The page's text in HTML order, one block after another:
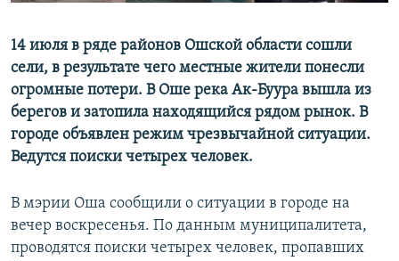
14 июля в ряде районов Ошской области сошли
сели, в результате чего местные жители понесли
огромные потери. В Оше река Ак-Буура вышла из
берегов и затопила находящийся рядом рынок. В
городе объявлен режим чрезвычайной ситуации.
Ведутся поиски четырех человек.
В мэрии Оша сообщили о ситуации в городе на
вечер воскресенья. По данным муниципалитета,
проводятся поиски четырех человек, пропавших